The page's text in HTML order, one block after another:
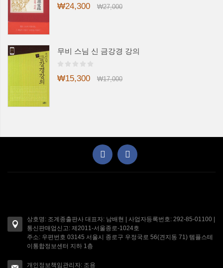
₩24,300 ₩27,000
무비 스님 신 금강경 강의
₩15,300 ₩17,000
상호명: 조계종출판사 대표자: 남배현 | 사업자등록번호: 292-85-01100 |
통신판매업신고: 제2011-서울종로-1024호
주소: 우편번호 03145 서울시 종로구 우정국로 56(견지동 71) 템플스테
이통합정보센터 지하 1층
개인정보책임관리자: 조용